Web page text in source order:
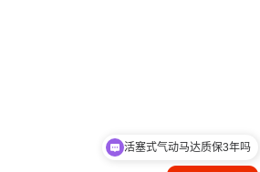
有吨桶搅拌机吗